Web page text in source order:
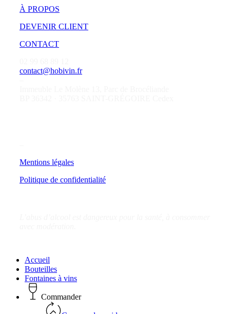
À PROPOS
DEVENIR CLIENT
CONTACT
contact@hobivin.fr
Mentions légales
Politique de confidentialité
Close
Menu
Accueil
Bouteilles
Fontaines à vins
Commander